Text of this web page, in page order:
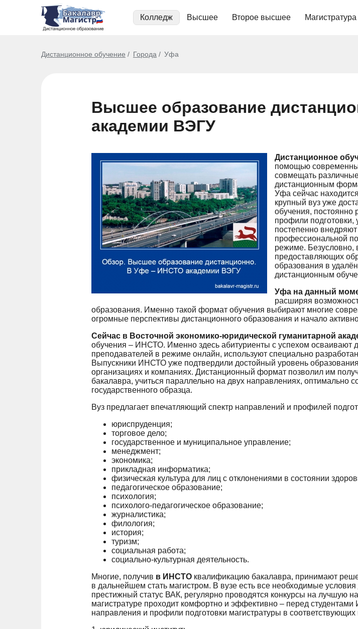
Колледж Высшее Второе высшее Магистратура
Дистанционное обучение Города Уфа
Высшее образование
академии ВЭГУ
Дистанционное
помощью
совмещать
дистанционным
Уфа сейчас
крупный вуз уже
обучения,
профили подготовки,
постепенно
профессиональной
режиме. Безусловно,
предоставляющих
образования в
дистанционным
Уфа на данный
расширяя
образования. Именно такой формат обучения выбирают многие
огромные перспективы дистанционного образования и начало
Сейчас в Восточной экономико-юридической гуманитарной
обучения – ИНСТО. Именно здесь абитуриенты с успехом осваивают
преподавателей в режиме онлайн, используют специально
Выпускники ИНСТО уже подтвердили достойный уровень
организациях и компаниях. Дистанционный формат позволил им
бакалавра, учиться параллельно на двух направлениях, оптимально
государственного образца.
Вуз предлагает впечатляющий спектр направлений и профилей
юриспруденция;
торговое дело;
государственное и муниципальное управление;
менеджмент;
экономика;
прикладная информатика;
физическая культура для лиц с отклонениями в состоянии
педагогическое образование;
психология;
психолого-педагогическое образование;
журналистика;
филология;
история;
туризм;
социальная работа;
социально-культурная деятельность.
Многие, получив в ИНСТО квалификацию бакалавра, принимают
в дальнейшем стать магистром. В вузе есть все необходимые
престижный статус ВАК, регулярно проводятся конкурсы на лучшую
магистратуре проходит комфортно и эффективно – перед
направления и профили подготовки магистратуры в соответствующих